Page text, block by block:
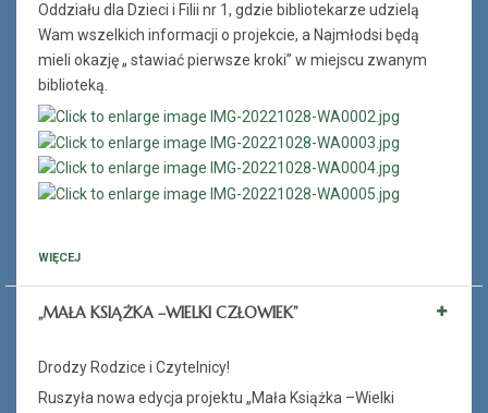
Oddziału dla Dzieci i Filii nr 1, gdzie bibliotekarze udzielą
Wam wszelkich informacji o projekcie, a Najmłodsi będą
mieli okazję „ stawiać pierwsze kroki” w miejscu zwanym
biblioteką.
WIĘCEJ
„MAŁA KSIĄŻKA –WIELKI CZŁOWIEK”
Drodzy Rodzice i Czytelnicy!
Ruszyła nowa edycja projektu „Mała Książka –Wielki